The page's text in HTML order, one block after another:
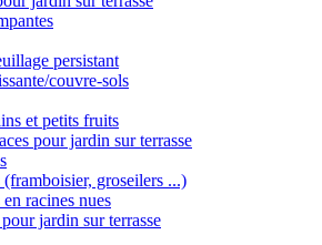
persistant
couvre-sols
et petits fruits
pour jardin sur terrasse
groseilers ...)
racines nues
jardin sur terrasse